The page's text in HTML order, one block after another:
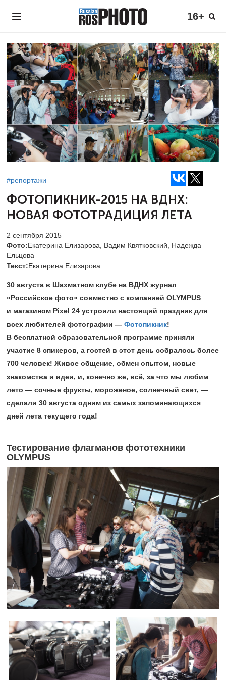
16+
#репортажи
ФОТОПИКНИК-2015 НА ВДНХ:
НОВАЯ ФОТОТРАДИЦИЯ ЛЕТА
2 сентября 2015
Фото:Екатерина Елизарова, Вадим Квятковский, Надежда
Ельцова
Текст:Екатерина Елизарова
30 августа в Шахматном клубе на ВДНХ журнал
«Российское фото» совместно с компанией OLYMPUS
и магазином Pixel 24 устроили настоящий праздник для
всех любителей фотографии — Фотопикник!
В бесплатной образовательной программе приняли
участие 8 спикеров, а гостей в этот день собралось более
700 человек! Живое общение, обмен опытом, новые
знакомства и идеи, и, конечно же, всё, за что мы любим
лето — сочные фрукты, мороженое, солнечный свет, —
сделали 30 августа одним из самых запоминающихся
дней лета текущего года!
Тестирование флагманов фототехники
OLYMPUS